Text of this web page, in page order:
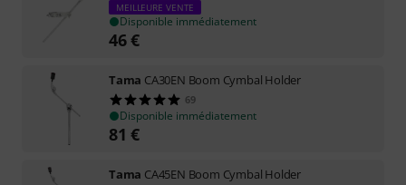
MEILLEURE VENTE
Disponible immédiatement
46€
Tama CA30EN Boom Cymbal Holder
69
Disponible immédiatement
81 €
Tama CA45EN Boom Cymbal Holder